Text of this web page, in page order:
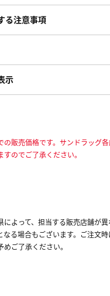
る注意事項
示
販売価格です。サンドラッグ
のでご了承ください。
によって、担当する販売店舗が
なる場合もございます。ご注文
ご了承ください。